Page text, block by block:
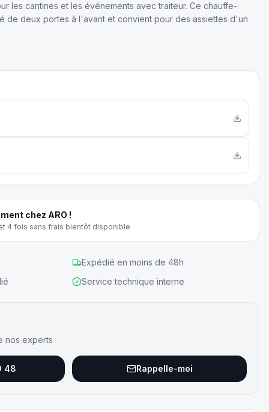
les cantines et les événements avec traiteur. Ce chauffe-
de deux portes à l'avant et convient pour des assiettes d'un
chez ARO !
4 fois sans frais bientôt disponible
Expédié en moins de 48h
Service technique interne
nos experts
48 Rappelle-moi